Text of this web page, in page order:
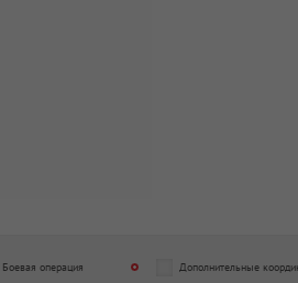
Боевая операция Дополнительные